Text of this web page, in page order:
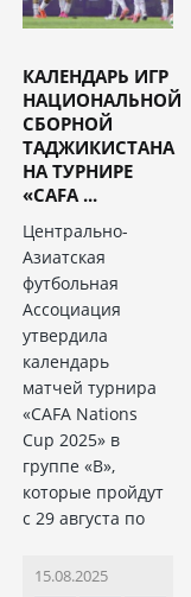
КАЛЕНДАРЬ ИГР
НАЦИОНАЛЬНОЙ
СБОРНОЙ
ТАДЖИКИСТАНА
НА ТУРНИРЕ
«CAFA ...
Центрально-
Азиатская
футбольная
Ассоциация
утвердила
календарь
матчей турнира
«CAFA Nations
Cup 2025» в
группе «В»,
которые пройдут
с 29 августа по
15.08.2025